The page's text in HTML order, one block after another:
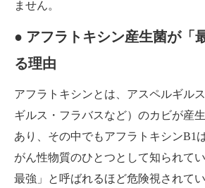
ません。
● アフラトキシン産生菌が「
る理由
アフラトキシンとは、アスペルギル
ギルス・フラバスなど）のカビが産
あり、その中でもアフラトキシンB1
がん性物質のひとつとして知られて
最強」と呼ばれるほど危険視されて